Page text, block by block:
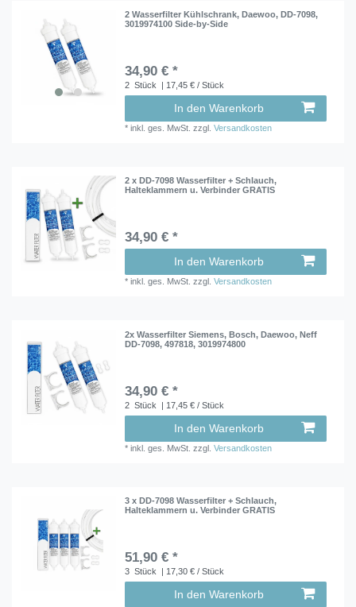
2 Wasserfilter Kühlschrank, Daewoo, DD-7098,
3019974100 Side-by-Side
34,90 € *
2 Stück | 17,45 € / Stück
In den Warenkorb
*inkl. ges. MwSt. zzgl.Versandkosten
2 x DD-7098 Wasserfilter + Schlauch,
Halteklammern u. Verbinder GRATIS
34,90 € *
In den Warenkorb
*inkl. ges. MwSt. zzgl.Versandkosten
2x Wasserfilter Siemens, Bosch, Daewoo, Neff
DD-7098, 497818, 3019974800
34,90 € *
2 Stück | 17,45 € / Stück
In den Warenkorb
*inkl. ges. MwSt. zzgl.Versandkosten
3 x DD-7098 Wasserfilter + Schlauch,
Halteklammern u. Verbinder GRATIS
51,90 € *
3 Stück | 17,30 € / Stück
In den Warenkorb